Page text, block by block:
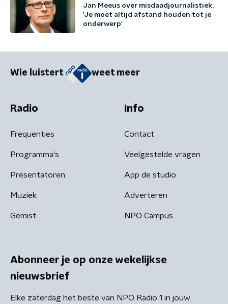
Jan Meeus over misdaadjournalistiek:
'Je moet altijd afstand houden tot je
onderwerp'
Wie luistert weet meer
Radio
Frequenties
Programma's
Presentatoren
Muziek
Gemist
Info
Contact
Veelgestelde vragen
App de studio
Adverteren
NPO Campus
Abonneer je op onze wekelijkse
nieuwsbrief
Elke zaterdag het beste van NPO Radio 1 in jouw